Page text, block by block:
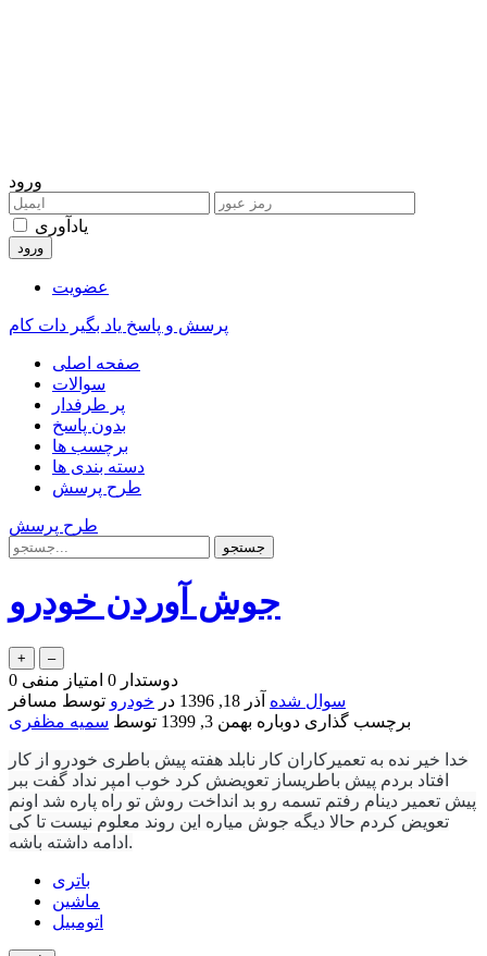
ورود
یادآوری
عضویت
پرسش و پاسخ یاد بگیر دات کام
صفحه اصلی
سوالات
پر طرفدار
بدون پاسخ
برچسب ها
دسته بندی ها
طرح پرسش
طرح پرسش
جوش آوردن خودرو
0 دوستدار 0 امتیاز منفی
سوال شده آذر 18, 1396 در خودرو توسط مسافر
برچسب گذاری دوباره بهمن 3, 1399 توسط سمیه مظفری
خدا خیر نده به تعمیرکاران کار نابلد هفته پیش باطری خودرو از کار
افتاد بردم پیش باطریساز تعویضش کرد خوب امپر نداد گفت ببر
پیش تعمیر دینام رفتم تسمه رو بد انداخت روش تو راه پاره شد اونم
تعویض کردم حالا دیگه جوش میاره این روند معلوم نیست تا کی
ادامه داشته باشه.
باتری
ماشین
اتومبیل